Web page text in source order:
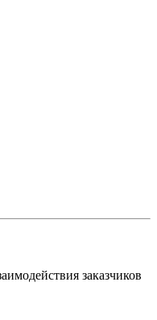
заказчиков